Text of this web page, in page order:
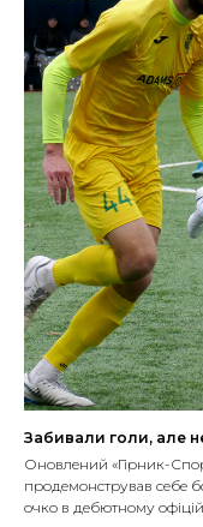
Забивали голи, але
Оновлений «Гірник-
продемонстрував себе
очко в дебютному